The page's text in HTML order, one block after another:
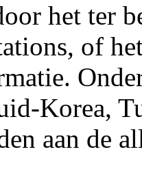
het ter
of
Korea,
aan de